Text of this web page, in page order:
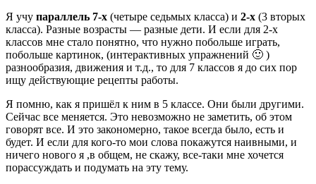
Я учу параллель 7-х (четыре седьмых класса) и 2-х (3 вторых
класса). Разные возрасты — разные дети. И если для 2-х
классов мне стало понятно, что нужно побольше играть,
побольше картинок, (интерактивных упражнений 🙂 )
разнообразия, движения и т.д., то для 7 классов я до сих пор
ищу действующие рецепты работы.
Я помню, как я пришёл к ним в 5 классе. Они были другими.
Сейчас все меняется. Это невозможно не заметить, об этом
говорят все. И это закономерно, такое всегда было, есть и
будет. И если для кого-то мои слова покажутся наивными, и
ничего нового я ,в общем, не скажу, все-таки мне хочется
порассуждать и подумать на эту тему.